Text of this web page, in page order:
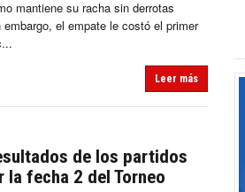
mantiene su racha sin derrotas
el empate le costó el primer
Leer más
de los partidos
fecha 2 del Torneo